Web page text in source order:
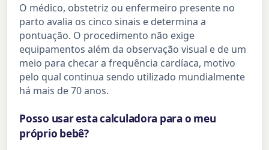
O médico, obstetriz ou enfermeiro presente no
parto avalia os cinco sinais e determina a
pontuação. O procedimento não exige
equipamentos além da observação visual e de um
meio para checar a frequência cardíaca, motivo
pelo qual continua sendo utilizado mundialmente
há mais de 70 anos.
Posso usar esta calculadora para o meu
próprio bebê?